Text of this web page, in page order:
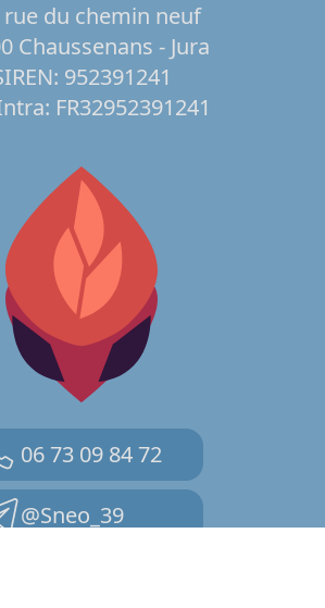
rue du chemin neuf
Chaussenans - Jura
952391241
FR32952391241
06 73 09 84 72
@Sneo_39